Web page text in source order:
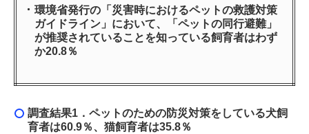
環境省発行の「災害時におけるペットの救護対策
ガイドライン」において、「ペットの同行避難」
が推奨されていることを知っている飼育者はわず
か20.8％
調査結果1．ペットのための防災対策をしている犬飼
育者は60.9％、猫飼育者は35.8％